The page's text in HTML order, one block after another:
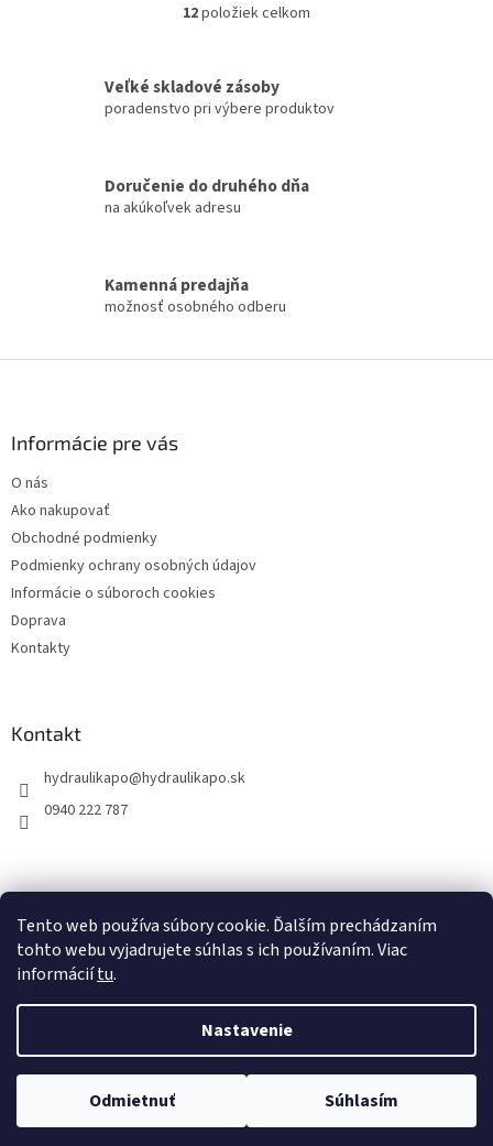
Tento web používa súbory cookie. Ďalším prechádzaním
tohto webu vyjadrujete súhlas s ich používaním. Viac
informáciítu.
Nastavenie
Odmietnuť Súhlasím
O
á
d
e
y
v
p
12položiek celkom
Veľké skladové zásoby
poradenstvo pri výbere produktov
Doručenie do druhého dňa
na akúkoľvek adresu
Kamenná predajňa
možnosť osobného odberu
Informácie pre vás
O nás
Ako nakupovať
Obchodné podmienky
Podmienky ochrany osobných údajov
Informácie o súboroch cookies
Doprava
Kontakty
Kontakt
hydraulikapo@hydraulikapo.sk
0940 222 787
Vytvoril Shoptet
Copyright 2026HYDRAULIKA PO . Všetky práva vyhradené.